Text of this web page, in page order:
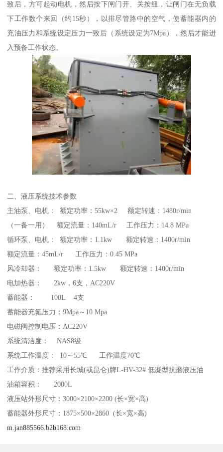
致后，方可起动电机，然后按下闸门开、关按纽，让闸门在无负载
下工作数个来回（约15秒），以排尽管路中的空气，使蓄能器内的
充油压力和系统设定压力一致后（系统设定为7Mpa），然后才能进
入预备工作状态。
二、液压系统技术参数
主油泵、电机： 额定功率：55kw×2 额定转速：1480r/min
（一备一用） 额定流量：140mL/r 工作压力：14.8 MPa
循环泵、电机： 额定功率：1.1kw 额定转速：1400r/min
额定流量：45mL/r 工作压力：0.45 MPa
风冷却器： 额定功率：1.5kw 额定转速：1400r/min
电加热器： 2kw，6支，AC220V
蓄能器： 100L 4支
蓄能器充氮压力：9Mpa～10 Mpa
电磁阀控制电压：AC220V
系统清洁度： NAS8级
系统工作温度： 10～55℃ 工作温度70℃
工作介质：推荐采用长城(或昆仑)牌L-HV-32# 低凝型抗磨液压油
油箱容积： 2000L
液压站外形尺寸：3000×2100×2200 (长×宽×高)
蓄能器外形尺寸：1875×500×2860 (长×宽×高)
m.jan885566.b2b168.com